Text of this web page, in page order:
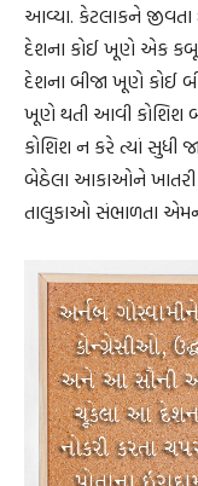
આવ્યા. કેટલાકને જીવતા
દેશના કોઈ ખૂણે એક
દેશના બીજા ખૂણે કોઈ
ખૂણે થતી આવી કોશિશ
કોશિશ ન કરે ત્યાં સુધી
બેઠેલા આકાઓને
તાલુકાઓ સંભાળતા